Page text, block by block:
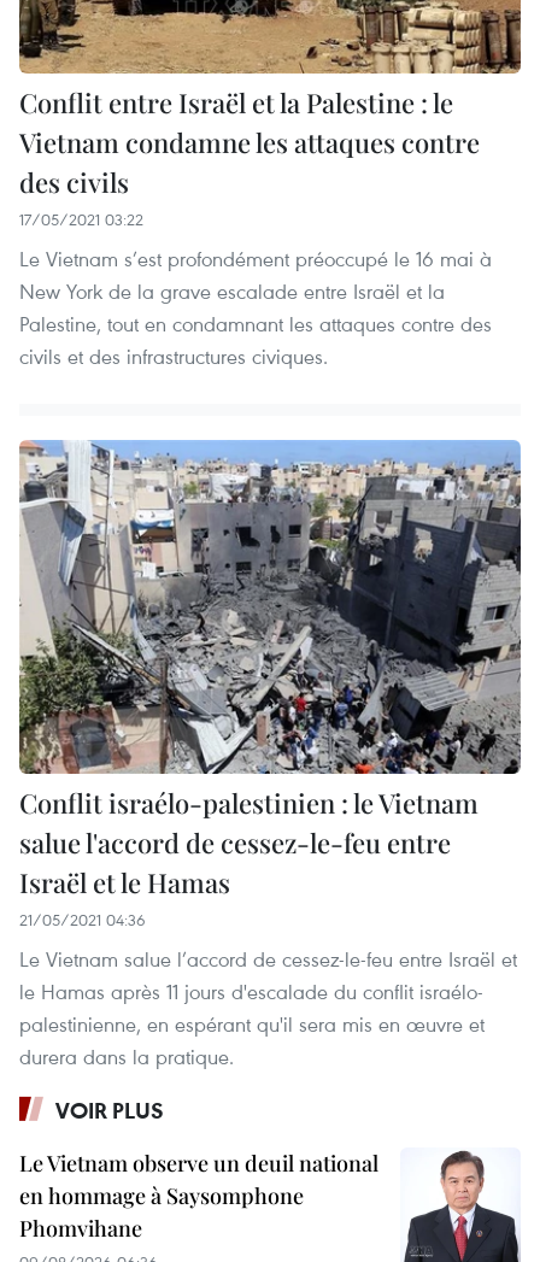
Conflit entre Israël et la Palestine : le
Vietnam condamne les attaques contre
des civils
17/05/2021 03:22
Le Vietnam s’est profondément préoccupé le 16 mai à
New York de la grave escalade entre Israël et la
Palestine, tout en condamnant les attaques contre des
civils et des infrastructures civiques.
Conflit israélo-palestinien : le Vietnam
salue l'accord de cessez-le-feu entre
Israël et le Hamas
21/05/2021 04:36
Le Vietnam salue l’accord de cessez-le-feu entre Israël et
le Hamas après 11 jours d'escalade du conflit israélo-
palestinienne, en espérant qu'il sera mis en œuvre et
durera dans la pratique.
VOIR PLUS
Le Vietnam observe un deuil national
en hommage à Saysomphone
Phomvihane